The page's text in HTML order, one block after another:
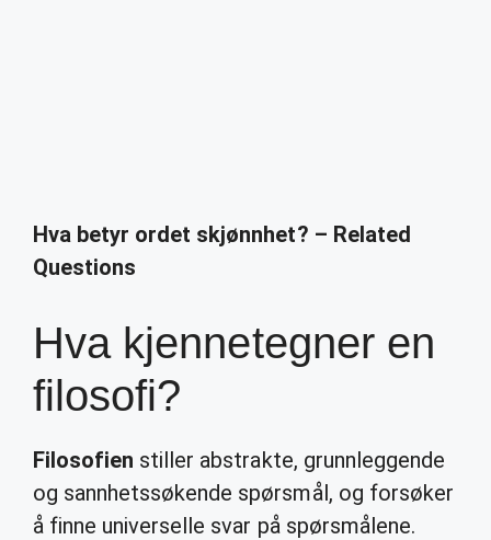
Hva betyr ordet skjønnhet? – Related
Questions
Hva kjennetegner en
filosofi?
Filosofien stiller abstrakte, grunnleggende
og sannhetssøkende spørsmål, og forsøker
å finne universelle svar på spørsmålene.